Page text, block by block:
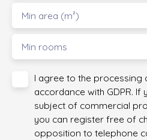
Min area (m²)
Min rooms
I agree to the processing
accordance with GDPR.
subject of commercial
you can register free of
opposition to telephone